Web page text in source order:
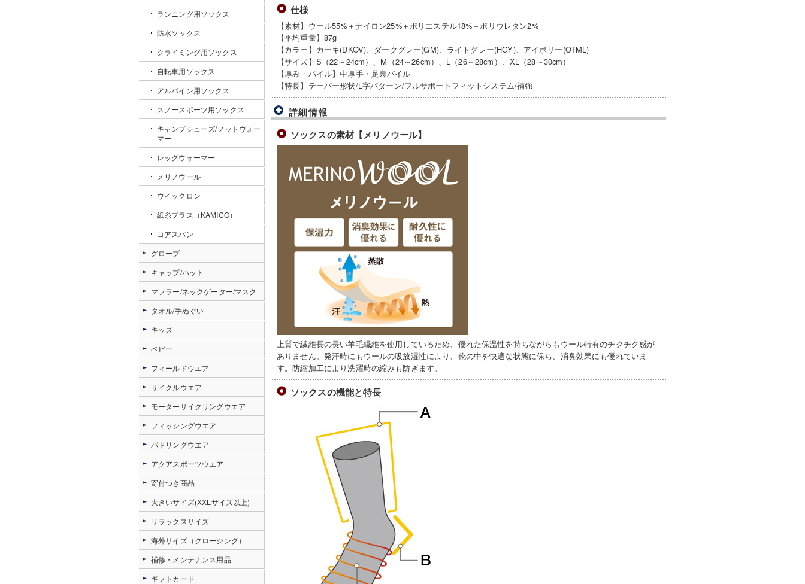
仕様
【素材】ウール55%＋ナイロン25%＋ポリエステル18%＋ポリウレタン2%
【平均重量】87g
【カラー】カーキ(DKOV)、ダークグレー(GM)、ライトグレー(HGY)、アイボリー(OTML)
【サイズ】S（22～24cm）、M（24～26cm）、L（26～28cm）、XL（28～30cm）
【厚み・パイル】中厚手・足裏パイル
【特長】テーパー形状/L字パターン/フルサポートフィットシステム/補強
詳細情報
ソックスの素材【メリノウール】
上質で繊維長の長い羊毛繊維を使用しているため、優れた保温性を持ちながらもウール特有のチクチク感が
ありません。発汗時にもウールの吸放湿性により、靴の中を快適な状態に保ち、消臭効果にも優れていま
す。防縮加工により洗濯時の縮みも防ぎます。
ソックスの機能と特長
ランニング用ソックス
防水ソックス
クライミング用ソックス
自転車用ソックス
アルパイン用ソックス
スノースポーツ用ソックス
キャンプシューズ/フットウォー
マー
レッグウォーマー
メリノウール
ウイックロン
紙糸プラス（KAMICO）
コアスパン
グローブ
キャップ/ハット
マフラー/ネックゲーター/マスク
タオル/手ぬぐい
キッズ
ベビー
フィールドウエア
サイクルウエア
モーターサイクリングウエア
フィッシングウエア
パドリングウエア
アクアスポーツウエア
寄付つき商品
大きいサイズ(XXLサイズ以上)
リラックスサイズ
海外サイズ（クロージング）
補修・メンテナンス用品
ギフトカード